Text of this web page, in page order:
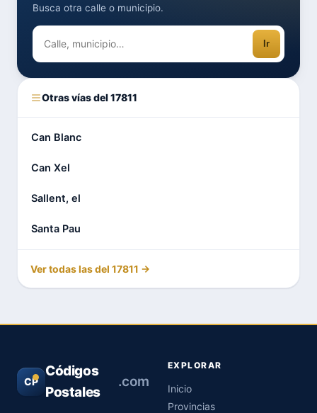
Busca otra calle o municipio.
Ir
Otras vías del 17811
Can Blanc
Can Xel
Sallent, el
Santa Pau
Ver todas las del 17811 →
CP
Códigos
Postales
.com
EXPLORAR
Inicio
Provincias